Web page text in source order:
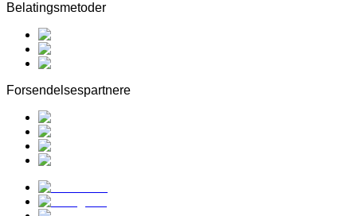
Belatingsmetoder
Forsendelsespartnere